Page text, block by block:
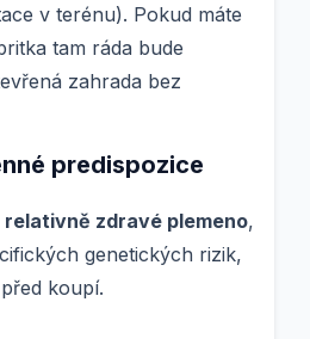
v terénu). Pokud máte
tam ráda bude
zahrada bez
predispozice
relativně zdravé plemeno,
genetických rizik,
koupí.